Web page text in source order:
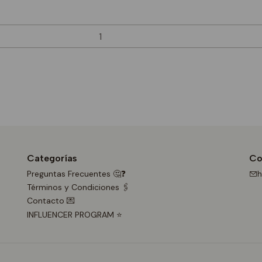
Categorías
Preguntas Frecuentes 🤔❓
Términos y Condiciones 🖇️
Contacto 💌
INFLUENCER PROGRAM ⭐